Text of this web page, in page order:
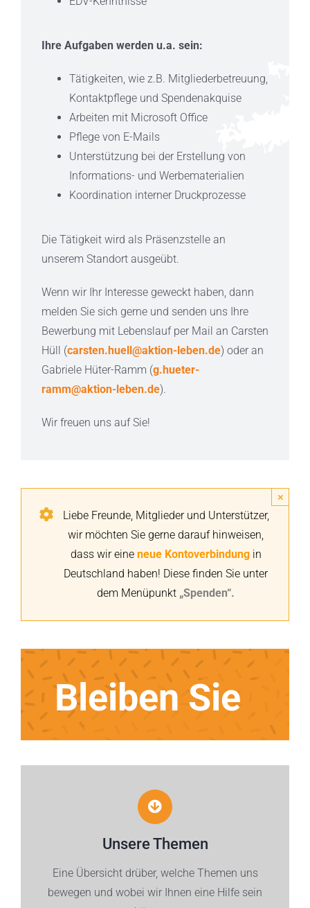
Ihre Aufgaben werden u.a. sein:
Tätigkeiten, wie z.B. Mitgliederbetreuung,
Kontaktpflege und Spendenakquise
Arbeiten mit Microsoft Office
Pflege von E-Mails
Unterstützung bei der Erstellung von
Informations- und Werbematerialien
Koordination interner Druckprozesse
Die Tätigkeit wird als Präsenzstelle an
unserem Standort ausgeübt.
Wenn wir Ihr Interesse geweckt haben, dann
melden Sie sich gerne und senden uns Ihre
Bewerbung mit Lebenslauf per Mail an Carsten
Hüll (carsten.huell@aktion-leben.de) oder an
Gabriele Hüter-Ramm (g.hueter-
ramm@aktion-leben.de).
Wir freuen uns auf Sie!
Liebe Freunde, Mitglieder und Unterstützer,
wir möchten Sie gerne darauf hinweisen,
dass wir eine neue Kontoverbindungin
Deutschland haben! Diese finden Sie unter
dem Menüpunkt „Spenden“.
×
Bleiben Sie
Unsere Themen
Eine Übersicht drüber, welche Themen uns
bewegen und wobei wir Ihnen eine Hilfe sein